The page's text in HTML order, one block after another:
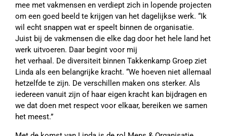
mee met vakmensen en verdiept zich in lopende projecten
om een goed beeld te krijgen van het dagelijkse werk. “Ik
wil echt snappen wat er speelt binnen de organisatie.
Juist bij de vakmensen die elke dag door het hele land het
werk uitvoeren. Daar begint voor mij
het verhaal. De diversiteit binnen Takkenkamp Groep ziet
Linda als een belangrijke kracht. “We hoeven niet allemaal
hetzelfde te zijn. De verschillen maken ons sterker. Als
iedereen vanuit zijn of haar eigen kracht kan bijdragen en
we dat doen met respect voor elkaar, bereiken we samen
het meest.”